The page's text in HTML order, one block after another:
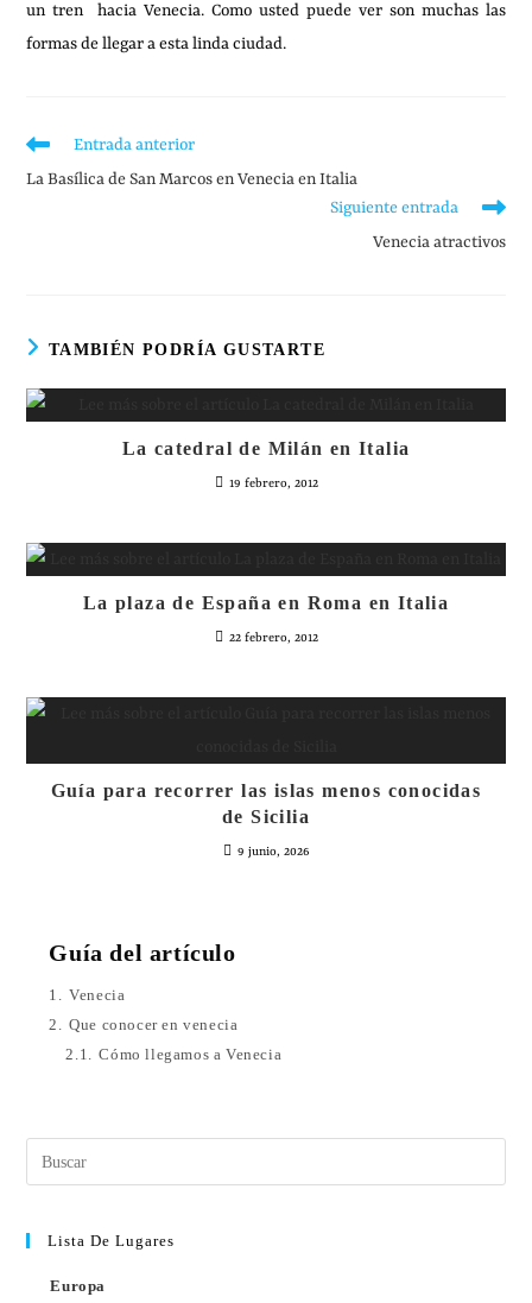
un tren hacia Venecia. Como usted puede ver son muchas las
formas de llegar a esta linda ciudad.
Entrada anterior
La Basílica de San Marcos en Venecia en Italia
Siguiente entrada
Venecia atractivos
TAMBIÉN PODRÍA GUSTARTE
La catedral de Milán en Italia
19 febrero, 2012
La plaza de España en Roma en Italia
22 febrero, 2012
Guía para recorrer las islas menos conocidas
de Sicilia
9 junio, 2026
Guía del artículo
1. Venecia
2. Que conocer en venecia
2.1. Cómo llegamos a Venecia
Lista De Lugares
Europa